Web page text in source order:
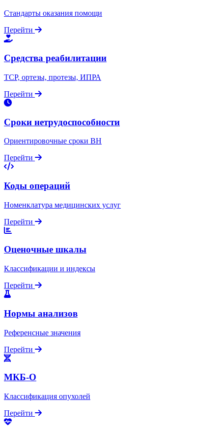
Стандарты оказания помощи
Перейти
Средства реабилитации
ТСР, ортезы, протезы, ИПРА
Перейти
Сроки нетрудоспособности
Ориентировочные сроки ВН
Перейти
Коды операций
Номенклатура медицинских услуг
Перейти
Оценочные шкалы
Классификации и индексы
Перейти
Нормы анализов
Референсные значения
Перейти
МКБ-О
Классификация опухолей
Перейти